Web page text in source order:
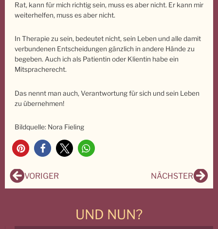
Rat, kann für mich richtig sein, muss es aber nicht. Er kann mir
weiterhelfen, muss es aber nicht.
In Therapie zu sein, bedeutet nicht, sein Leben und alle damit
verbundenen Entscheidungen gänzlich in andere Hände zu
begeben. Auch ich als Patientin oder Klientin habe ein
Mitspracherecht.
Das nennt man auch, Verantwortung für sich und sein Leben
zu übernehmen!
Bildquelle: Nora Fieling
6
Zurück
VORIGER NÄCHSTER
UND NUN?